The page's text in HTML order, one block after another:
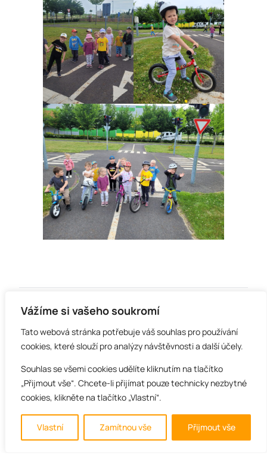
Vážíme si vašeho soukromí
Tato webová stránka potřebuje váš souhlas pro používání
cookies, které slouží pro analýzy návštěvnosti a další účely.
Souhlas se všemi cookies udělíte kliknutím na tlačítko
„Přijmout vše“. Chcete-li přijímat pouze technicky nezbytné
cookies, klikněte na tlačítko „Vlastní“.
Vlastní Zamítnou vše Přijmout vše
Město Kravaře Základní škola Kravaře-Kouty|
Římskokatolická farnost Kravaře
A+